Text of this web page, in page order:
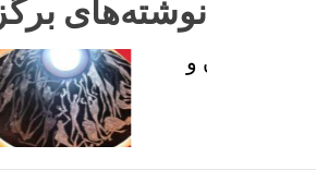
نوشته‌های
نگاهی
پرسش